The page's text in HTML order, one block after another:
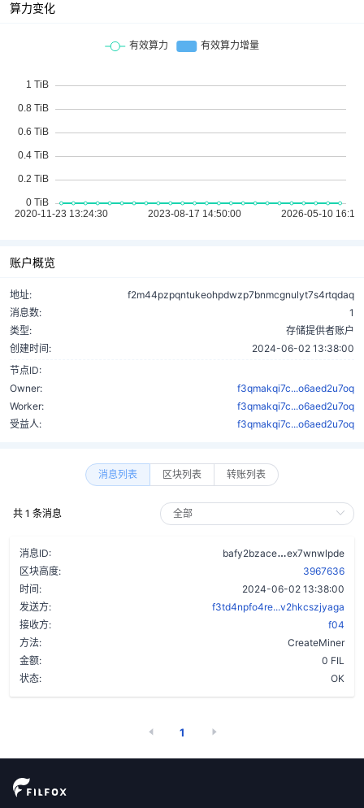
算力变化
账户概览
地址:
f2m44pzpqntukeohpdwzp7bnmcgnulyt7s4rtqdaq
消息数:
1
类型:
存储提供者账户
创建时间:
2024-06-02 13:38:00
节点ID:
Owner:
f3qmakqi7c...o6aed2u7oq
Worker:
f3qmakqi7c...o6aed2u7oq
受益人:
f3qmakqi7c...o6aed2u7oq
消息列表 区块列表 转账列表
共 1 条消息
消息ID: bafy2bzace
ex7wnwlpde
区块高度:
3967636
时间:
2024-06-02 13:38:00
发送方:
f3td4npfo4re...v2hkcszjyaga
接收方:
f04
方法:
CreateMiner
金额:
0 FIL
状态:
OK
1